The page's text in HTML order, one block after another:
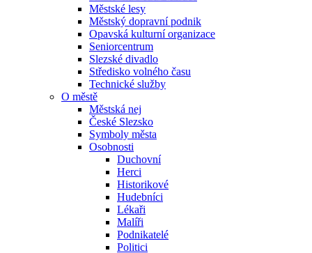
Městské lesy
Městský dopravní podnik
Opavská kulturní organizace
Seniorcentrum
Slezské divadlo
Středisko volného času
Technické služby
O městě
Městská nej
České Slezsko
Symboly města
Osobnosti
Duchovní
Herci
Historikové
Hudebníci
Lékaři
Malíři
Podnikatelé
Politici